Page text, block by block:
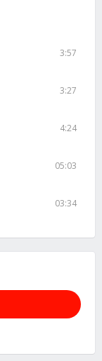
3:57
3:27
4:24
05:03
03:34